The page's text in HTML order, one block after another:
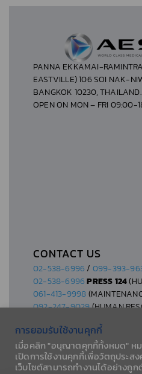
AUTHENTIC CLINIC
AVERY CLINIC
BAAN DR.FRUIT CLINIC
BAAN DR.FRUIT CLINIC (
BAAN DR.FRUIT CLINIC (ส
PANNA EKKAMAI-
EASTVILLE) 106 SOI NAK-
BANGKOK 10230, THAILAND.
OPEN ON MON – FRI 09:00-
CONTACT US
02-538-6996 / 099-393-
02-538-6996 PRESS 124
061-413-9998
092-247-9029(HUMAN
การยอมรับใช้งานคุกกี้
เมื่อคลิก "อนุญาตคุกกี้ทั้งหมด" หม
เปิดการใช้งานคุกกี้เพื่อวัตถุประส
เว็บไซต์สามารถทำงานได้อย่างถู